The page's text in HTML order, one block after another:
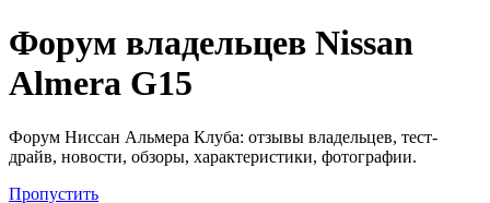
Форум владельцев Nissan
Almera G15
Форум Ниссан Альмера Клуба: отзывы владельцев, тест-
драйв, новости, обзоры, характеристики, фотографии.
Пропустить